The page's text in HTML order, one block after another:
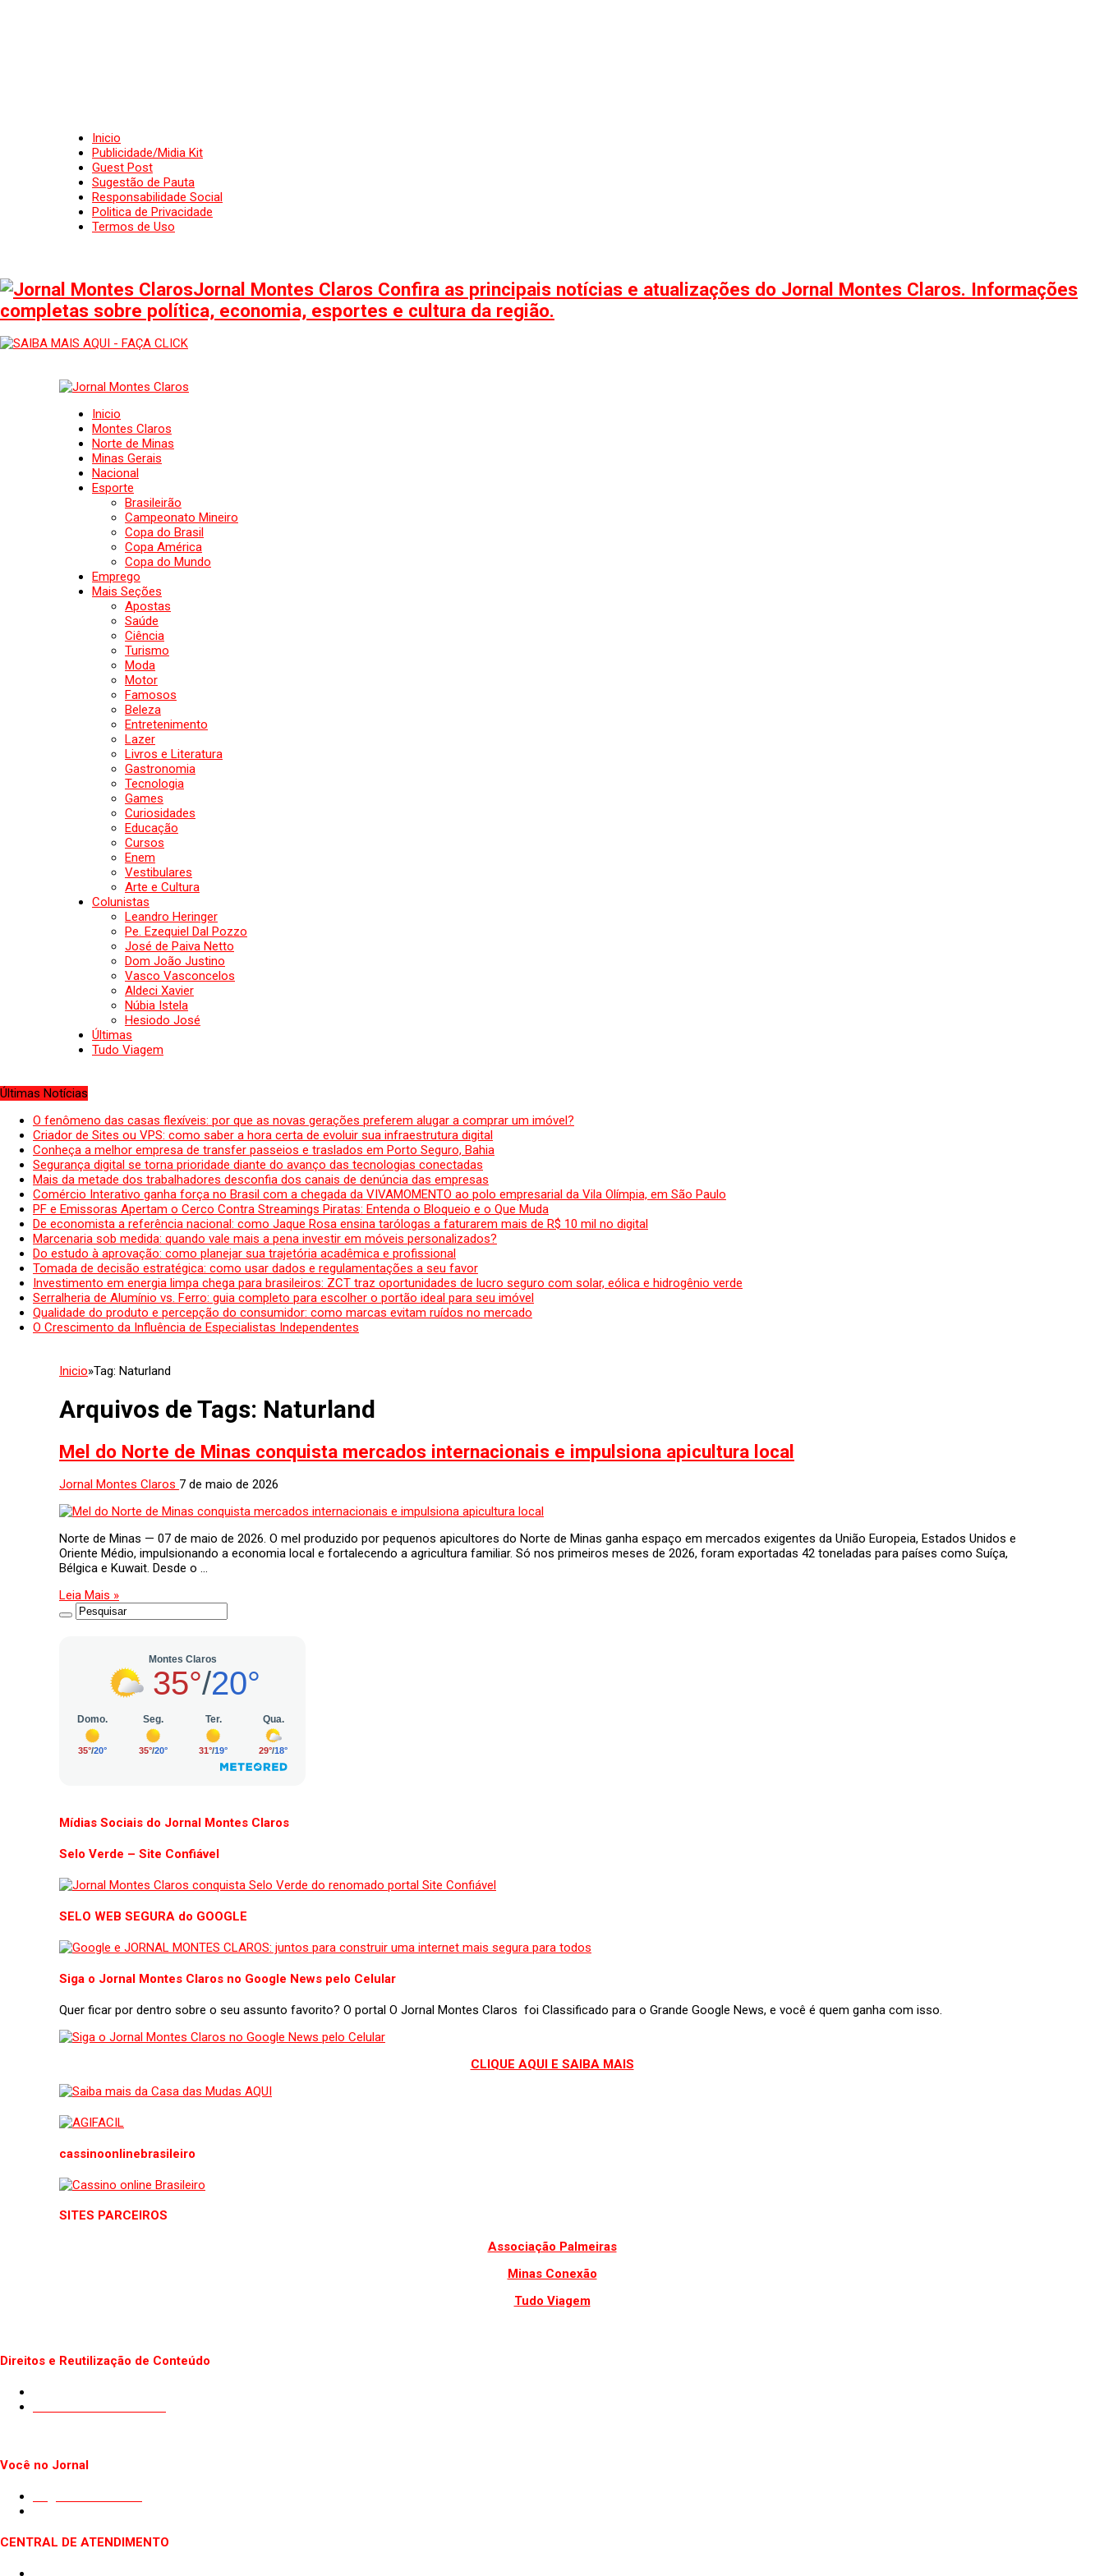
Inicio
Publicidade/Midia Kit
Guest Post
Sugestão de Pauta
Responsabilidade Social
Politica de Privacidade
Termos de Uso
Jornal Montes Claros Confira as principais notícias e atualizações do Jornal Montes Claros. Informações
completas sobre política, economia, esportes e cultura da região.
Inicio
Montes Claros
Norte de Minas
Minas Gerais
Nacional
Esporte
Brasileirão
Campeonato Mineiro
Copa do Brasil
Copa América
Copa do Mundo
Emprego
Mais Seções
Apostas
Saúde
Ciência
Turismo
Moda
Motor
Famosos
Beleza
Entretenimento
Lazer
Livros e Literatura
Gastronomia
Tecnologia
Games
Curiosidades
Educação
Cursos
Enem
Vestibulares
Arte e Cultura
Colunistas
Leandro Heringer
Pe. Ezequiel Dal Pozzo
José de Paiva Netto
Dom João Justino
Vasco Vasconcelos
Aldeci Xavier
Núbia Istela
Hesiodo José
Últimas
Tudo Viagem
Últimas Notícias
O fenômeno das casas flexíveis: por que as novas gerações preferem alugar a comprar um imóvel?
Criador de Sites ou VPS: como saber a hora certa de evoluir sua infraestrutura digital
Conheça a melhor empresa de transfer passeios e traslados em Porto Seguro, Bahia
Segurança digital se torna prioridade diante do avanço das tecnologias conectadas
Mais da metade dos trabalhadores desconfia dos canais de denúncia das empresas
Comércio Interativo ganha força no Brasil com a chegada da VIVAMOMENTO ao polo empresarial da Vila Olímpia, em São Paulo
PF e Emissoras Apertam o Cerco Contra Streamings Piratas: Entenda o Bloqueio e o Que Muda
De economista a referência nacional: como Jaque Rosa ensina tarólogas a faturarem mais de R$ 10 mil no digital
Marcenaria sob medida: quando vale mais a pena investir em móveis personalizados?
Do estudo à aprovação: como planejar sua trajetória acadêmica e profissional
Tomada de decisão estratégica: como usar dados e regulamentações a seu favor
Investimento em energia limpa chega para brasileiros: ZCT traz oportunidades de lucro seguro com solar, eólica e hidrogênio verde
Serralheria de Alumínio vs. Ferro: guia completo para escolher o portão ideal para seu imóvel
Qualidade do produto e percepção do consumidor: como marcas evitam ruídos no mercado
O Crescimento da Influência de Especialistas Independentes
Inicio»Tag: Naturland
Arquivos de Tags: Naturland
Mel do Norte de Minas conquista mercados internacionais e impulsiona apicultura local
Jornal Montes Claros 7 de maio de 2026
Norte de Minas — 07 de maio de 2026. O mel produzido por pequenos apicultores do Norte de Minas ganha espaço em mercados exigentes da União Europeia, Estados Unidos e
Oriente Médio, impulsionando a economia local e fortalecendo a agricultura familiar. Só nos primeiros meses de 2026, foram exportadas 42 toneladas para países como Suíça,
Bélgica e Kuwait. Desde o …
Leia Mais »
Mídias Sociais do Jornal Montes Claros
Selo Verde – Site Confiável
SELO WEB SEGURA do GOOGLE
Siga o Jornal Montes Claros no Google News pelo Celular
Quer ficar por dentro sobre o seu assunto favorito? O portal O Jornal Montes Claros foi Classificado para o Grande Google News, e você é quem ganha com isso.
CLIQUE AQUI E SAIBA MAIS
cassinoonlinebrasileiro
SITES PARCEIROS
Associação Palmeiras
Minas Conexão
Tudo Viagem
Direitos e Reutilização de Conteúdo
Você no Jornal
CENTRAL DE ATENDIMENTO